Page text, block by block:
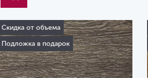
Скидка от объема
Подложка в подарок